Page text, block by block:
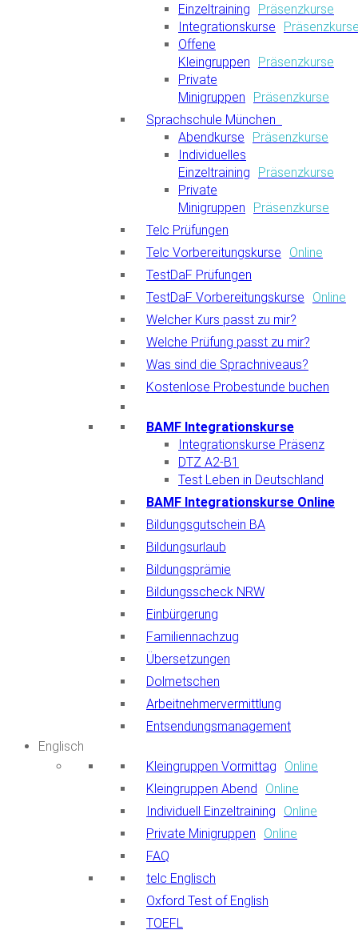
Einzeltraining
Präsenzkurse
Integrationskurse
Offene
Kleingruppen
Präsenzkurse
Private
Minigruppen
Präsenzkurse
Sprachschule München
Abendkurse
Präsenzkurse
Individuelles
Einzeltraining
Präsenzkurse
Private
Minigruppen
Präsenzkurse
Telc Prüfungen
Telc Vorbereitungskurse
Online
TestDaF Prüfungen
TestDaF Vorbereitungskurse
Online
Welcher Kurs passt zu mir?
Welche Prüfung passt zu mir?
Was sind die Sprachniveaus?
Kostenlose Probestunde buchen
BAMF Integrationskurse
Integrationskurse Präsenz
DTZ A2-B1
Test Leben in Deutschland
BAMF Integrationskurse Online
Bildungsgutschein BA
Bildungsurlaub
Bildungsprämie
Bildungsscheck NRW
Einbürgerung
Familiennachzug
Übersetzungen
Dolmetschen
Arbeitnehmervermittlung
Entsendungsmanagement
Englisch
Kleingruppen Vormittag
Online
Kleingruppen Abend
Online
Individuell Einzeltraining
Online
Private Minigruppen
Online
FAQ
telc Englisch
Oxford Test of English
TOEFL